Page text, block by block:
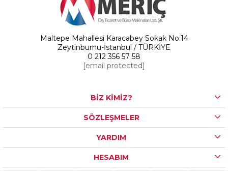
Maltepe Mahallesi Karacabey Sokak No:14
Zeytinburnu-İstanbul / TÜRKİYE
0 212 356 57 58
[email protected]
BİZ KİMİZ?
SÖZLEŞMELER
YARDIM
HESABIM